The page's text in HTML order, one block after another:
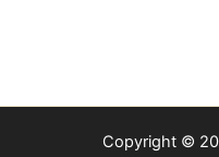
Copyright ©